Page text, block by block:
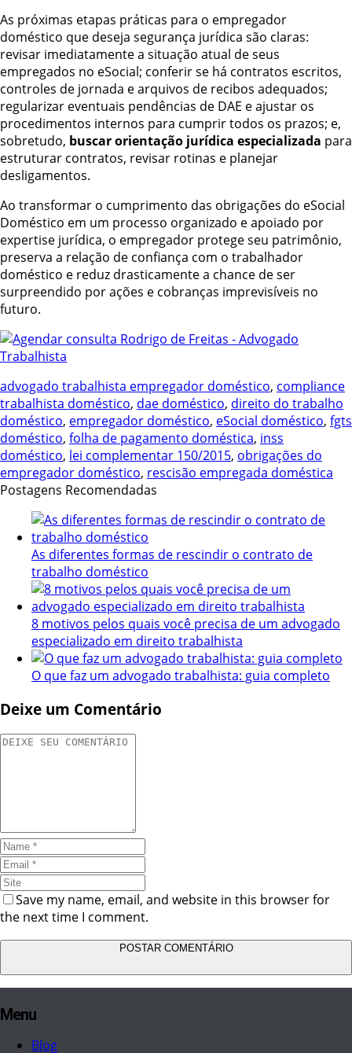
As próximas etapas práticas para o empregador
doméstico que deseja segurança jurídica são claras:
revisar imediatamente a situação atual de seus
empregados no eSocial; conferir se há contratos escritos,
controles de jornada e arquivos de recibos adequados;
regularizar eventuais pendências de DAE e ajustar os
procedimentos internos para cumprir todos os prazos; e,
sobretudo, buscar orientação jurídica especializada para
estruturar contratos, revisar rotinas e planejar
desligamentos.
Ao transformar o cumprimento das obrigações do eSocial
Doméstico em um processo organizado e apoiado por
expertise jurídica, o empregador protege seu patrimônio,
preserva a relação de confiança com o trabalhador
doméstico e reduz drasticamente a chance de ser
surpreendido por ações e cobranças imprevisíveis no
futuro.
advogado trabalhista empregador doméstico, compliance
trabalhista doméstico, dae doméstico, direito do trabalho
doméstico, empregador doméstico, eSocial doméstico, fgts
doméstico, folha de pagamento doméstica, inss
doméstico, lei complementar 150/2015, obrigações do
empregador doméstico, rescisão empregada doméstica
Postagens Recomendadas
As diferentes formas de rescindir o contrato de
trabalho doméstico
8 motivos pelos quais você precisa de um advogado
especializado em direito trabalhista
O que faz um advogado trabalhista: guia completo
Deixe um Comentário
Save my name, email, and website in this browser for
the next time I comment.
Menu
Blog